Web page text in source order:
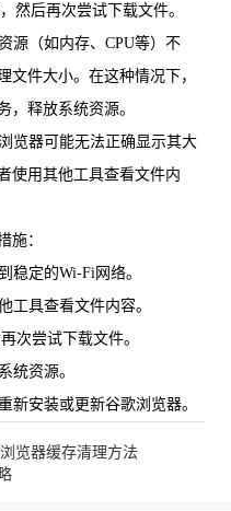
然后再次尝试下载文件。
源（如内存、CPU等）不
文件大小。在这种情况下，
，释放系统资源。
览器可能无法正确显示其大
使用其他工具查看文件内
施：
稳定的Wi-Fi网络。
工具查看文件内容。
次尝试下载文件。
统资源。
新安装或更新谷歌浏览器。
览器缓存清理方法